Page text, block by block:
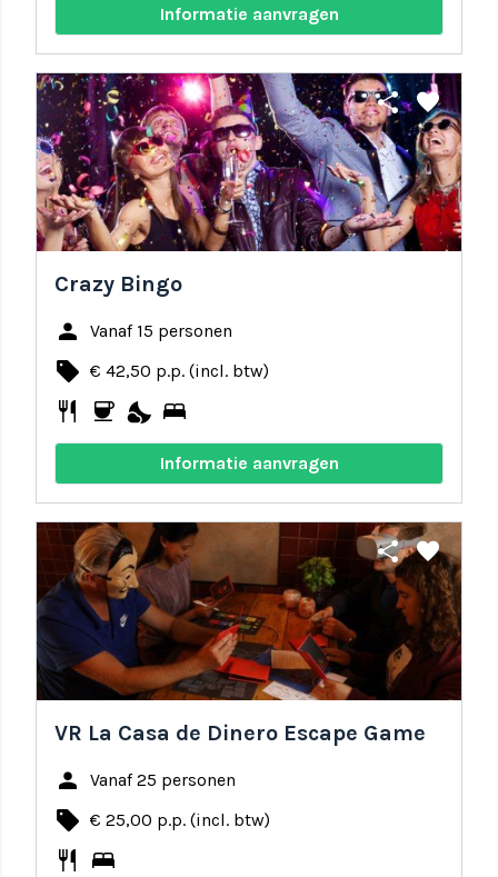
Informatie aanvragen
share favorite
Crazy Bingo
person Vanaf 15 personen
local_offer € 42,50 p.p. (incl. btw)
restaurant coffee nights_stay bed
Informatie aanvragen
share favorite
VR La Casa de Dinero Escape Game
person Vanaf 25 personen
local_offer € 25,00 p.p. (incl. btw)
restaurant bed